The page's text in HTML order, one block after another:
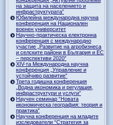
на защита на населението и
инфраструктурата”
Юбилейна международна научна
конференция на Национален
военен университет
Научно-практическа електронна
конференция с международно
участие „Развитие на агробизнеса
и селските райони в България и ЕС
– перспективи 2020”
XIV-та Международна научна
конференция „Управление и
устойчиво развитие”
Трета годишна конференция
„Водна икономика и регулация,
инфраструктури и услуги”
Научен семинар “Новата
икономическа география: теория и
практика”
Научна конференция на младите
изследователи “Стратегия за